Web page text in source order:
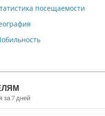
посещаемости
за 7 дней